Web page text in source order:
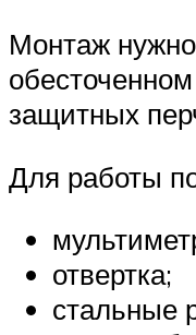
Монтаж
защитных
Для работы
отвертка;
стальные